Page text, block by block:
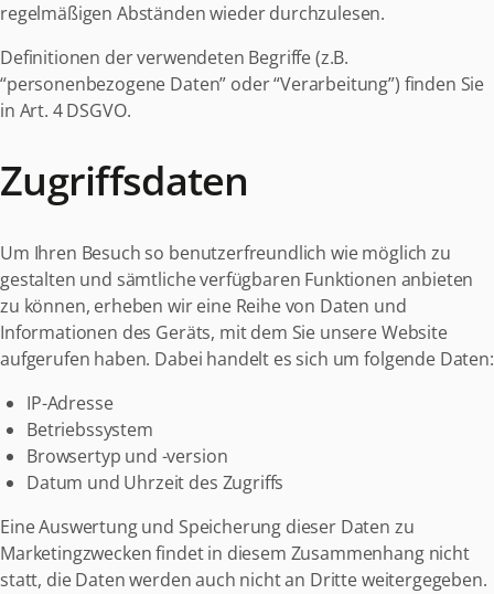
regelmäßigen Abständen wieder durchzulesen.
Definitionen der verwendeten Begriffe (z.B.
“personenbezogene Daten” oder “Verarbeitung”) finden Sie
in Art. 4 DSGVO.
Zugriffsdaten
Um Ihren Besuch so benutzerfreundlich wie möglich zu
gestalten und sämtliche verfügbaren Funktionen anbieten
zu können, erheben wir eine Reihe von Daten und
Informationen des Geräts, mit dem Sie unsere Website
aufgerufen haben. Dabei handelt es sich um folgende Daten:
IP-Adresse
Betriebssystem
Browsertyp und -version
Datum und Uhrzeit des Zugriffs
Eine Auswertung und Speicherung dieser Daten zu
Marketingzwecken findet in diesem Zusammenhang nicht
statt, die Daten werden auch nicht an Dritte weitergegeben.